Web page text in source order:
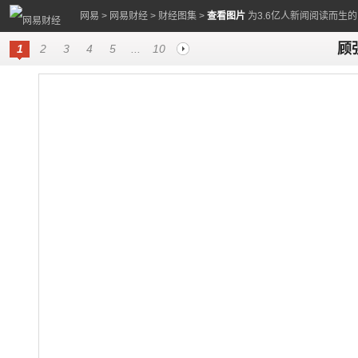
网易 > 网易财经 > 财经图集 > 查看图片 为3.6亿人新闻阅读而生
1 2 3 4 5 10 顾